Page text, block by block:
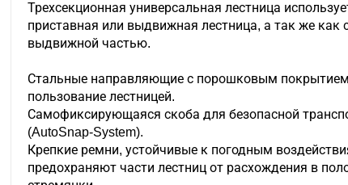
Трехсекционная универсальная лестница
приставная или выдвижная лестница, а так же как
выдвижной частью.
Стальные направляющие с порошковым
пользование лестницей.
Самофиксирующаяся скоба для безопасной
(AutoSnap-System).
Крепкие ремни, устойчивые к погодным
предохраняют части лестниц от расхождения в